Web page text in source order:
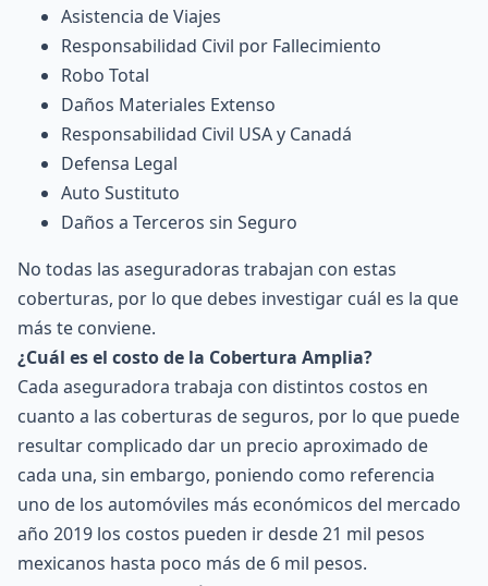
Asistencia de Viajes
Responsabilidad Civil por Fallecimiento
Robo Total
Daños Materiales Extenso
Responsabilidad Civil USA y Canadá
Defensa Legal
Auto Sustituto
Daños a Terceros sin Seguro
No todas las aseguradoras trabajan con estas
coberturas, por lo que debes investigar cuál es la que
más te conviene.
¿Cuál es el costo de la Cobertura Amplia?
Cada aseguradora trabaja con distintos costos en
cuanto a las coberturas de seguros, por lo que puede
resultar complicado dar un precio aproximado de
cada una, sin embargo, poniendo como referencia
uno de los automóviles más económicos del mercado
año 2019 los costos pueden ir desde 21 mil pesos
mexicanos hasta poco más de 6 mil pesos.